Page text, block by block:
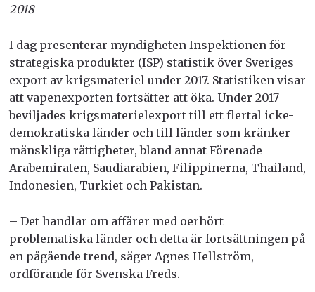
2018
I dag presenterar myndigheten Inspektionen för
strategiska produkter (ISP) statistik över Sveriges
export av krigsmateriel under 2017. Statistiken visar
att vapenexporten fortsätter att öka. Under 2017
beviljades krigsmaterielexport till ett flertal icke-
demokratiska länder och till länder som kränker
mänskliga rättigheter, bland annat Förenade
Arabemiraten, Saudiarabien, Filippinerna, Thailand,
Indonesien, Turkiet och Pakistan.
– Det handlar om affärer med oerhört
problematiska länder och detta är fortsättningen på
en pågående trend, säger Agnes Hellström,
ordförande för Svenska Freds.